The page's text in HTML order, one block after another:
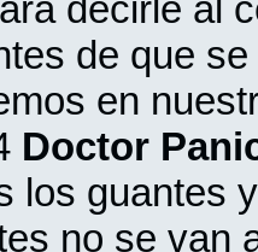
decirle al
de que
en
Doctor
los guantes
no se van